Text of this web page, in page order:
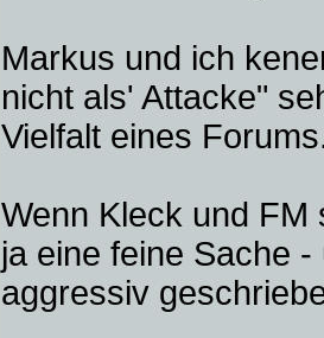
Markus und ich
nicht als' Attacke"
Vielfalt eines
Wenn Kleck und
ja eine feine Sache
aggressiv